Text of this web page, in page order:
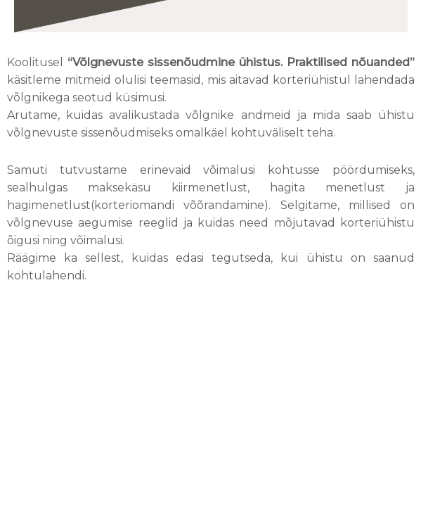
Koolitusel “Võlgnevuste sissenõudmine ühistus. Praktilised nõuanded”
käsitleme mitmeid olulisi teemasid, mis aitavad korteriühistul lahendada
võlgnikega seotud küsimusi.
Arutame, kuidas avalikustada võlgnike andmeid ja mida saab ühistu
võlgnevuste sissenõudmiseks omalkäel kohtuväliselt teha.
Samuti tutvustame erinevaid võimalusi kohtusse pöördumiseks,
sealhulgas maksekäsu kiirmenetlust, hagita menetlust ja
hagimenetlust(korteriomandi võõrandamine). Selgitame, millised on
võlgnevuse aegumise reeglid ja kuidas need mõjutavad korteriühistu
õigusi ning võimalusi.
Räägime ka sellest, kuidas edasi tegutseda, kui ühistu on saanud
kohtulahendi.